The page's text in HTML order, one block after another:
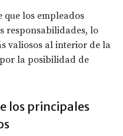
que los empleados
responsabilidades, lo
valiosos al interior de la
la posibilidad de
los principales